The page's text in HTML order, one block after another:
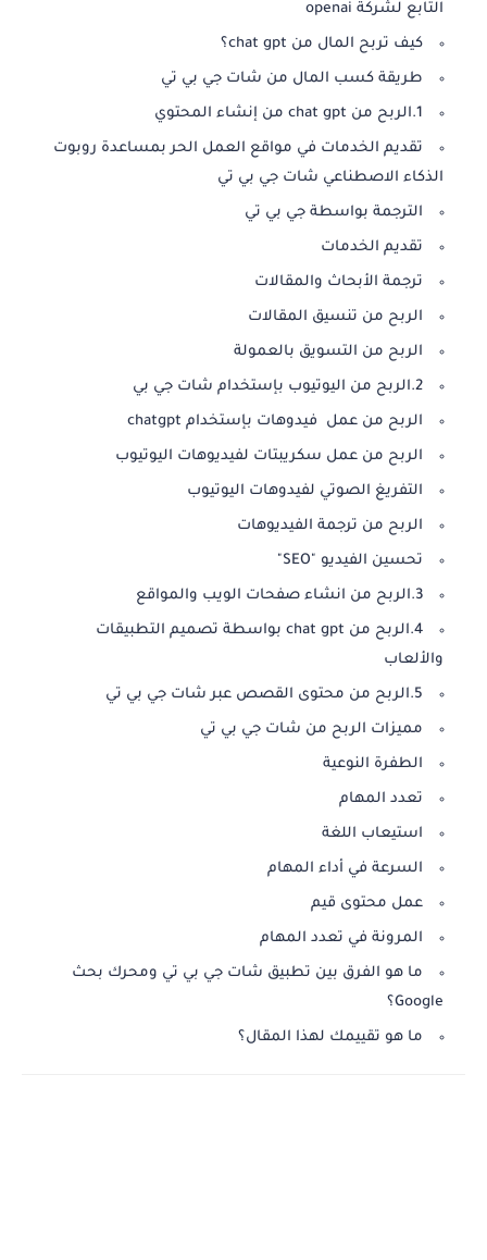
التابع لشركة openai
كيف تربح المال من chat gpt؟
طريقة كسب المال من شات جي بي تي
1.الربح من chat gpt من إنشاء المحتوي
تقديم الخدمات في مواقع العمل الحر بمساعدة روبوت
الذكاء الاصطناعي شات جي بي تي
الترجمة بواسطة جي بي تي
تقديم الخدمات
ترجمة الأبحاث والمقالات
الربح من تنسيق المقالات
الربح من التسويق بالعمولة
2.الربح من اليوتيوب بإستخدام شات جي بي
الربح من عمل فيدوهات بإستخدام chatgpt
الربح من عمل سكريبتات لفيديوهات اليوتيوب
التفريغ الصوتي لفيدوهات اليوتيوب
الربح من ترجمة الفيديوهات
تحسين الفيديو "SEO"
3.الربح من انشاء صفحات الويب والمواقع
4.الربح من chat gpt بواسطة تصميم التطبيقات
والألعاب
5.الربح من محتوى القصص عبر شات جي بي تي
مميزات الربح من شات جي بي تي
الطفرة النوعية
تعدد المهام
استيعاب اللغة
السرعة في أداء المهام
عمل محتوى قيم
المرونة في تعدد المهام
ما هو الفرق بين تطبيق شات جي بي تي ومحرك بحث
Google؟
ما هو تقييمك لهذا المقال؟